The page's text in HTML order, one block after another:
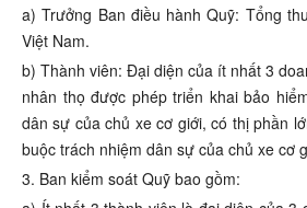
a) Trưởng Ban điều hành Quỹ: Tổng
Việt Nam.
b) Thành viên: Đại diện của ít nhất 3
nhân thọ được phép triển khai bảo
dân sự của chủ xe cơ giới, có thị phần
buộc trách nhiệm dân sự của chủ xe cơ
3. Ban kiểm soát Quỹ bao gồm: